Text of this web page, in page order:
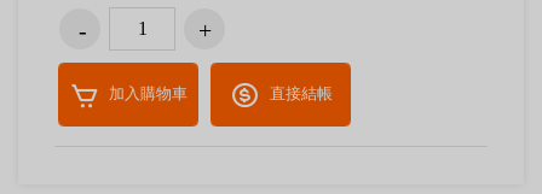
加入購物車 直接結帳